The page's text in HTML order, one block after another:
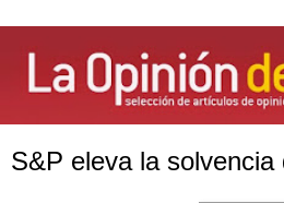
S&P eleva la solvencia